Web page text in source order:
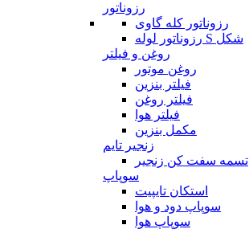
رزوناتور
رزوناتور کله گاوی
رزوناتور لوله S شکل
روغن و فیلتر
روغن موتور
فیلتر بنزین
فیلتر روغن
فیلتر هوا
مکمل بنزین
زنجیر تایم
تسمه سفت کن زنجیر
سوپاپ
استکان تایپیت
سوپاپ دود و هوا
سوپاپ هوا